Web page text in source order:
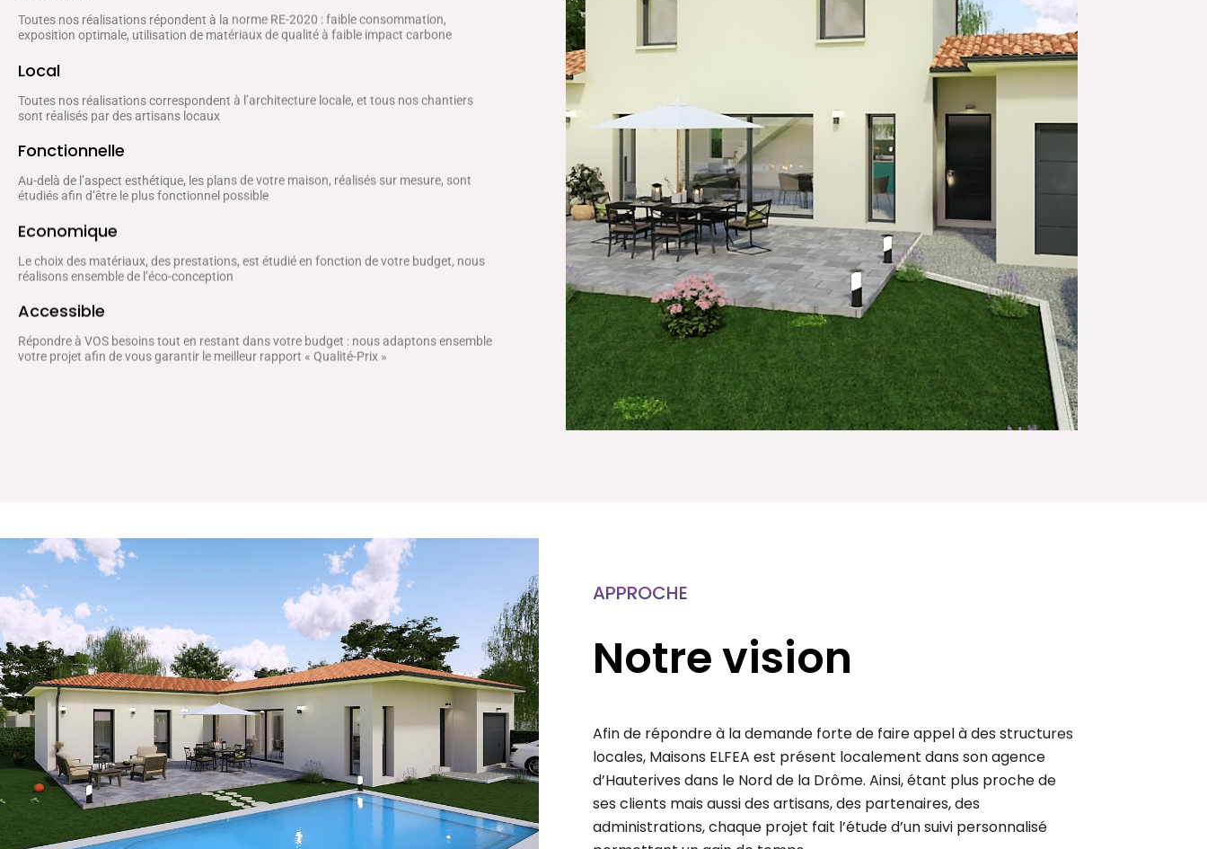
Toutes nos réalisations répondent à la norme RE-2020 : faible consommation,
exposition optimale, utilisation de matériaux de qualité à faible impact carbone
Local
Toutes nos réalisations correspondent à l’architecture locale, et tous nos chantiers
sont réalisés par des artisans locaux
Fonctionnelle
Au-delà de l’aspect esthétique, les plans de votre maison, réalisés sur mesure, sont
étudiés afin d’être le plus fonctionnel possible
Economique
Le choix des matériaux, des prestations, est étudié en fonction de votre budget, nous
réalisons ensemble de l’éco-conception
Accessible
Répondre à VOS besoins tout en restant dans votre budget : nous adaptons ensemble
votre projet afin de vous garantir le meilleur rapport « Qualité-Prix »
APPROCHE
Notre vision
locales, Maisons ELFEA est présent localement dans son agence
d’Hauterives dans le Nord de la Drôme. Ainsi, étant plus proche de
ses clients mais aussi des artisans, des partenaires, des
administrations, chaque projet fait l’étude d’un suivi personnalisé
permettant un gain de temps…